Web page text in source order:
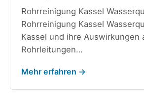
Rohrreinigung Kassel
Rohrreinigung Kassel
Kassel und ihre Auswirkungen
Rohrleitungen…
Mehr erfahren →